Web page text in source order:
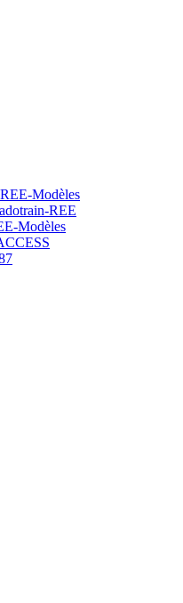
Modèles
REE
Modèles